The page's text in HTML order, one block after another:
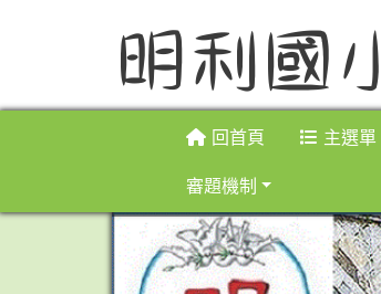
回首頁 主選單
審題機制